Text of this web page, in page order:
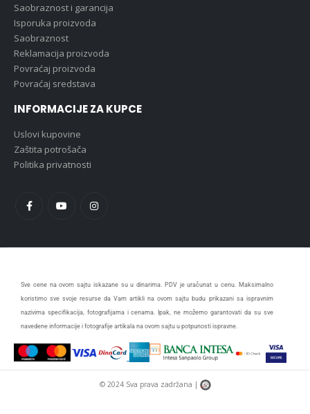
Saobraznost i garancija
Isporuka proizvoda
Saobraznost
Reklamacija proizvoda
Povraćaj proizvoda
Povraćaj sredstava
INFORMACIJE ZA KUPCE
Uslovi kupovine
Zaštita potrošača
Politika privatnosti
Sve cene na ovom sajtu iskazane su u dinarima. PDV je uračunat u cenu. Maksimalno
koristimo sve svoje resurse da Vam artikli na ovom sajtu budu prikazani sa ispravnim
nazivima specifikacija, fotografijama i cenama. Ipak, ne možemo garantovati da su sve
navedene informacije i fotografije artikala na ovom sajtu u potpunosti ispravne.
© 2024 Sva prava zadržana |